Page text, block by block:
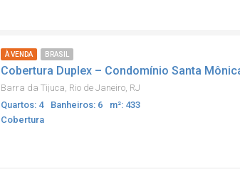
À VENDA BRASIL
Barra da Tijuca, Rio de Janeiro, RJ
Quartos: 4
Banheiros: 6
m²: 433
Cobertura